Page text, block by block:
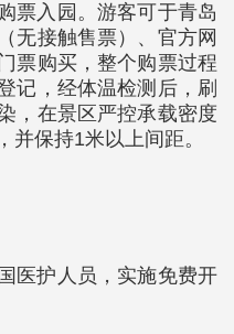
票入园。游客可于青岛
无接触售票）、官方网
票购买，整个购票过程
记，经体温检测后，刷
，在景区严控承载密度
并保持1米以上间距。
医护人员，实施免费开